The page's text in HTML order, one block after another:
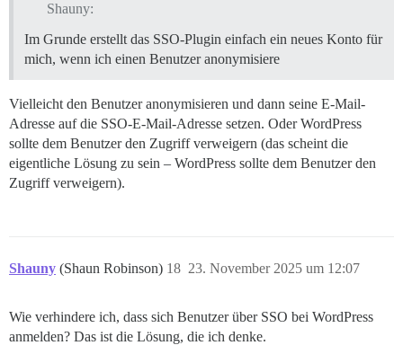
Shauny:
Im Grunde erstellt das SSO-Plugin einfach ein neues Konto für
mich, wenn ich einen Benutzer anonymisiere
Vielleicht den Benutzer anonymisieren und dann seine E-Mail-
Adresse auf die SSO-E-Mail-Adresse setzen. Oder WordPress
sollte dem Benutzer den Zugriff verweigern (das scheint die
eigentliche Lösung zu sein – WordPress sollte dem Benutzer den
Zugriff verweigern).
Shauny (Shaun Robinson) 23. November 2025 um 12:07
18
Wie verhindere ich, dass sich Benutzer über SSO bei WordPress
anmelden? Das ist die Lösung, die ich denke.